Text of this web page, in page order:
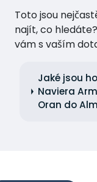
Toto jsou
najít, co
vám s vaším
Jaké jsou
Naviera
Oran do